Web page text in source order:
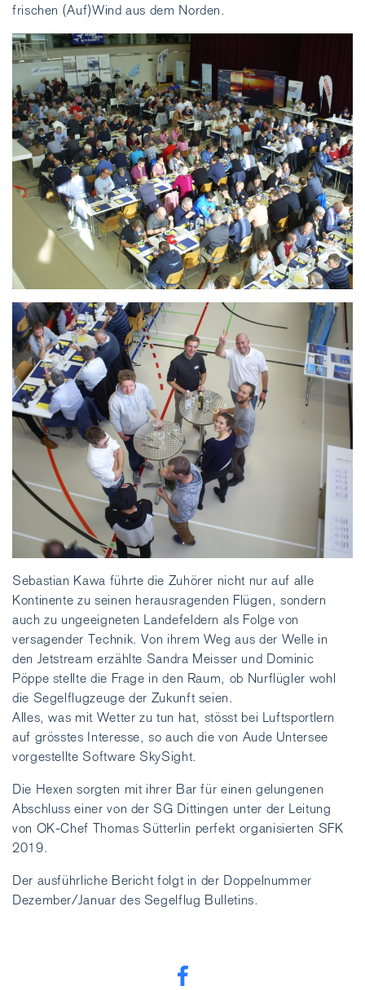
frischen (Auf)Wind aus dem Norden.
Sebastian Kawa führte die Zuhörer nicht nur auf alle
Kontinente zu seinen herausragenden Flügen, sondern
auch zu ungeeigneten Landefeldern als Folge von
versagender Technik. Von ihrem Weg aus der Welle in
den Jetstream erzählte Sandra Meisser und Dominic
Pöppe stellte die Frage in den Raum, ob Nurflügler wohl
die Segelflugzeuge der Zukunft seien.
Alles, was mit Wetter zu tun hat, stösst bei Luftsportlern
auf grösstes Interesse, so auch die von Aude Untersee
vorgestellte Software SkySight.
Die Hexen sorgten mit ihrer Bar für einen gelungenen
Abschluss einer von der SG Dittingen unter der Leitung
von OK-Chef Thomas Sütterlin perfekt organisierten SFK
2019.
Der ausführliche Bericht folgt in der Doppelnummer
Dezember/Januar des Segelflug Bulletins.